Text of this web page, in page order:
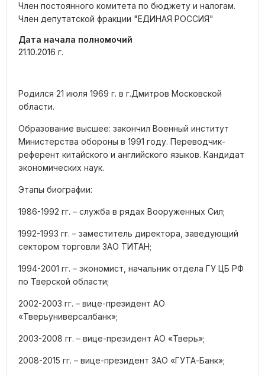
Член постоянного комитета по бюджету и налогам.
Член депутатской фракции "ЕДИНАЯ РОССИЯ"
Дата начала полномочий
21.10.2016 г.
Родился 21 июля 1969 г. в г.Дмитров Московской
области.
Образование высшее: закончил Военный институт
Министерства обороны в 1991 году. Переводчик-
референт китайского и английского языков. Кандидат
экономических наук.
Этапы биографии:
1986-1992 гг. – служба в рядах Вооруженных Сил;
1992-1993 гг. – заместитель директора, заведующий
сектором торговли ЗАО ТИТАН;
1994-2001 гг. – экономист, начальник отдела ГУ ЦБ РФ
по Тверской области;
2002-2003 гг. – вице-президент АО
«Тверьуниверсалбанк»;
2003-2008 гг. – вице-президент АО «Тверь»;
2008-2015 гг. – вице-президент ЗАО «ГУТА-Банк»;